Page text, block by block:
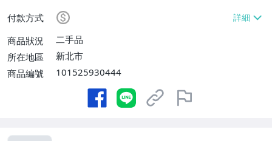
運費】
付款方式
商品狀況
二手品
所在地區
新北市
商品編號
101525930444